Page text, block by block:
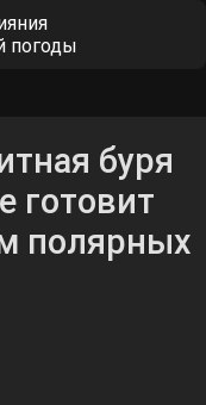
погоды
буря
готовит
полярных